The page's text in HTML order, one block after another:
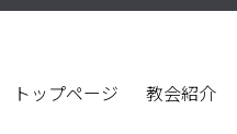
トップページ 教会紹介